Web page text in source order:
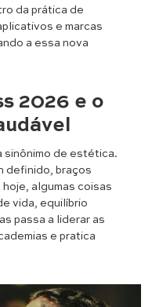
da prática de
e marcas
a essa nova
2026 e o
sinônimo de estética.
definido, braços
algumas coisas
vida, equilíbrio
passa a liderar as
e pratica